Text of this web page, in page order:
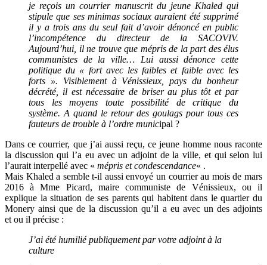
je reçois un courrier manuscrit du jeune Khaled qui
stipule que ses minimas sociaux auraient été supprimé
il y a trois ans du seul fait d’avoir dénoncé en public
l’incompétence du directeur de la SACOVIV.
Aujourd’hui, il ne trouve que mépris de la part des élus
communistes de la ville… Lui aussi dénonce cette
politique du « fort avec les faibles et faible avec les
forts ». Visiblement à Vénissieux, pays du bonheur
décrété, il est nécessaire de briser au plus tôt et par
tous les moyens toute possibilité de critique du
système. A quand le retour des goulags pour tous ces
fauteurs de trouble à l’ordre municipal ?
Dans ce courrier, que j’ai aussi reçu, ce jeune homme nous raconte
la discussion qui l’a eu avec un adjoint de la ville, et qui selon lui
l’aurait interpellé avec « mépris et condescendance« .
Mais Khaled a semble t-il aussi envoyé un courrier au mois de mars
2016 à Mme Picard, maire communiste de Vénissieux, ou il
explique la situation de ses parents qui habitent dans le quartier du
Monery ainsi que de la discussion qu’il a eu avec un des adjoints
et ou il précise :
J’ai été humilié publiquement par votre adjoint à la
culture